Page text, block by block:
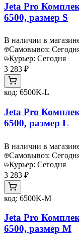
Jeta Pro
6500, размер S
В наличии в
Самовывоз:
Курьер: Сегодня
3 283 ₽
код: 6500K-L
Jeta Pro
6500, размер L
В наличии в
Самовывоз:
Курьер: Сегодня
3 283 ₽
код: 6500K-M
Jeta Pro
6500, размер M